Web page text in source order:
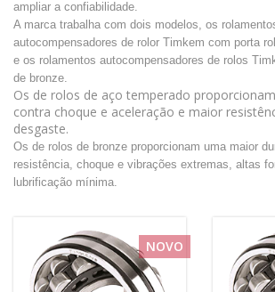
ampliar a confiabilidade.
A marca trabalha com dois modelos, os
autocompensadores de rolor Timkem com porta
e os rolamentos autocompensadores de rolos
de bronze.
Os de rolos de aço temperado
contra choque e aceleração e maior
desgaste.
Os de rolos de bronze proporcionam uma maior
resistência, choque e vibrações extremas, altas
lubrificação mínima.
NOVO